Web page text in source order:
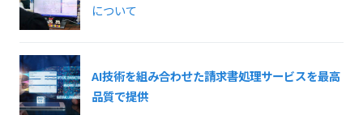
について
AI技術を組み合わせた請求書処理サービスを最高
品質で提供